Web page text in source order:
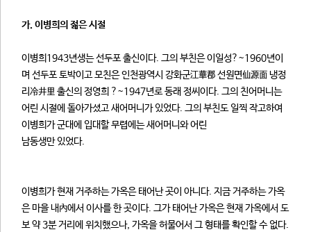
가. 이병희의 젊은 시절
이병희1943년생는 선두포 출신이다. 그의 부친은 이일성?~1960년이
며 선두포 토박이고 모친은 인천광역시 강화군江華郡 선원면仙源面 냉정
리冷井里 출신의 정영희 ?~1947년로 동래 정씨이다. 그의 친어머니는
어린 시절에 돌아가셨고 새어머니가 있었다. 그의 부친도 일찍 작고하여
이병희가 군대에 입대할 무렵에는 새어머니와 어린
남동생만 있었다.
이병희가 현재 거주하는 가옥은 태어난 곳이 아니다. 지금 거주하는 가옥
은 마을 내內에서 이사를 한 곳이다. 그가 태어난 가옥은 현재 가옥에서 도
보 약 3분 거리에 위치했으나, 가옥을 허물어서 그 형태를 확인할 수 없다.